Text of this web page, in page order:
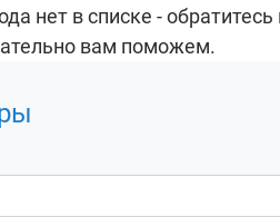
нет в списке - обратитесь
вам поможем.